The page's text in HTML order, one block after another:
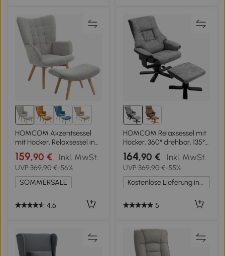
2+
HOMCOM Akzentsessel
mit Hocker, Relaxsessel in
Cord-Optik, Armlehnstuhl
mit Holzbeinen, für
Wohnzimmer, Grau
159,90 € Inkl. MwSt.
UVP369,90 €-56%
SOMMERSALE
4,6
HOMCOM Relaxsessel mit
Hocker, 360° drehbar, 135°
neigbar, atmungsaktiver
Bezug, 78 x 82,5 x 109 cm,
grau
164,90 € Inkl. MwSt.
UVP369,90 €-55%
Kostenlose Lieferung innerhalb Deutschlands
5